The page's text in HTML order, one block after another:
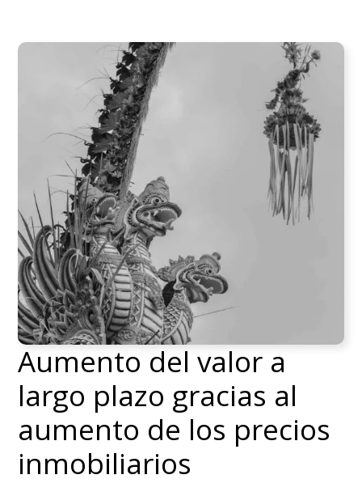
Aumento del valor a
largo plazo gracias al
aumento de los precios
inmobiliarios